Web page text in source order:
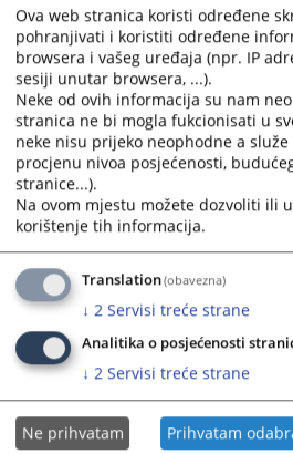
5396
Ova web stranica koristi određene
pohranjivati i koristiti određene
browsera i vašeg uređaja (npr. IP
sesiji unutar browsera, ...).
Neke od ovih informacija su nam
stranica ne bi mogla fukcionisati u
neke nisu prijeko neophodne a
procjenu nivoa posjećenosti,
stranice...).
Na ovom mjestu možete dozvoliti ili
korištenje tih informacija.
Translation(obavezna)
↓ 2 Servisi treće strane
Analitika o posjećenosti
↓ 2 Servisi treće strane
Ne prihvatam Prihvatam